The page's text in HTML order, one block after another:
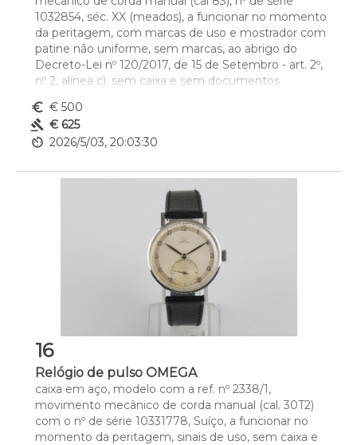
1032854, séc. XX (meados), a funcionar no momento
da peritagem, com marcas de uso e mostrador com
patine não uniforme, sem marcas, ao abrigo do
Decreto-Lei nº 120/2017, de 15 de Setembro - art. 2º,
nº 2, alínea c), sem caixa e sem documentos
Peso - (bruto) 33.87 g.
euro_symbol € 500
gavel € 625
av_timer 2026/5/03, 20:03:30
16
Relógio de pulso OMEGA
caixa em aço, modelo com a ref. nº 2338/1,
movimento mecânico de corda manual (cal. 30T2)
com o nº de série 10331778, Suíço, a funcionar no
momento da peritagem, sinais de uso, sem caixa e